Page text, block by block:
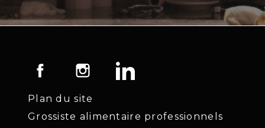
Facebook Instagram
Plan du site
Grossiste alimentaire professionnels